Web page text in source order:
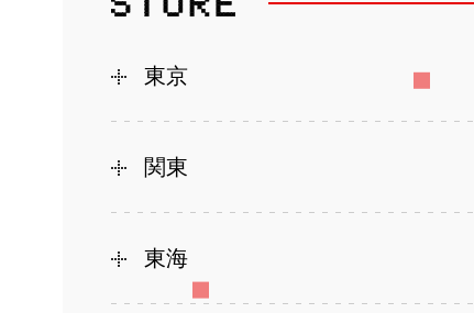
東京
関東
東海